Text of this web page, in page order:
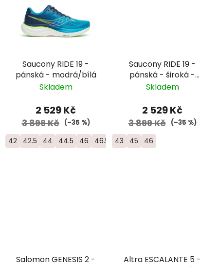
Saucony RIDE 19 -
pánská - modrá/bílá
Skladem
2 529 Kč
3 899 Kč (–35 %)
42 42.5 44 44.5 46 46.5
Saucony RIDE 19 -
pánská - široká -
černá/bílá
Skladem
2 529 Kč
3 899 Kč (–35 %)
43 45 46
Salomon GENESIS 2 -
Altra ESCALANTE 5 -